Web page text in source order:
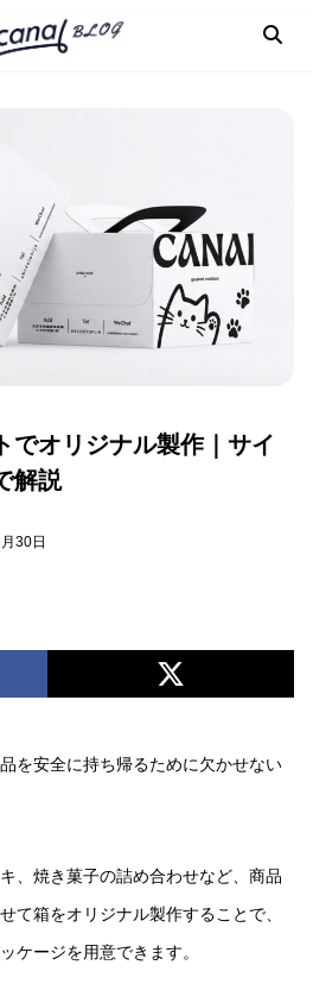
でオリジナル製作｜サイ
解説
30日
を安全に持ち帰るために欠かせない
、焼き菓子の詰め合わせなど、商品
て箱をオリジナル製作することで、
ケージを用意できます。